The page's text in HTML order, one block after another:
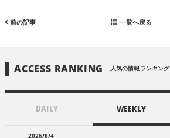
前の記事 一覧へ戻る
ACCESS RANKING 人気の情報ランキング
DAILY WEEKLY
2026/8/4